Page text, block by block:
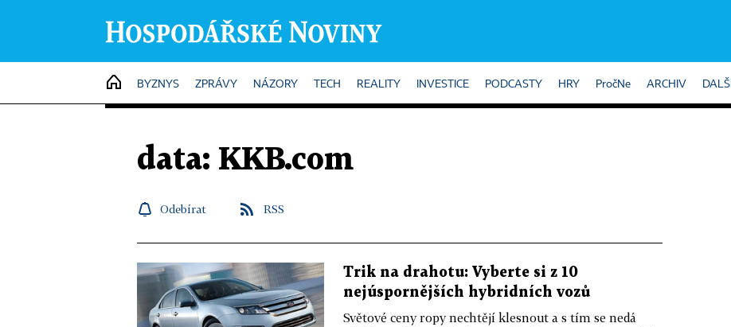
HOME
BYZNYS ZPRÁVY NÁZORY TECH REALITY INVESTICE PODCASTY HRY PročNe ARCHIV DALŠÍ
data: KKB.com
Odebírat RSS
Trik na drahotu: Vyberte si z 10
nejúspornějších hybridních vozů
Světové ceny ropy nechtějí klesnout a s tím se nedá